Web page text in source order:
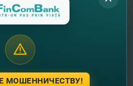
МОШЕННИЧЕСТВУ!